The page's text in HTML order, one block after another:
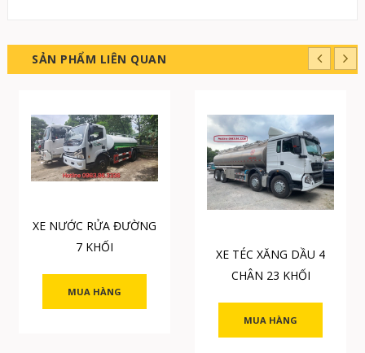
SẢN PHẨM LIÊN QUAN
XE NƯỚC RỬA ĐƯỜNG
7 KHỐI
MUA HÀNG
XE TÉC XĂNG DẦU 4
CHÂN 23 KHỐI
MUA HÀNG